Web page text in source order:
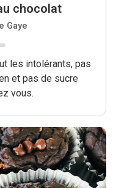
chocolat
Gaye
les intolérants, pas
et pas de sucre
vous.